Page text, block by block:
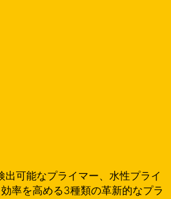
出可能なプライマー、水性プライ
率を高める3種類の革新的なプラ